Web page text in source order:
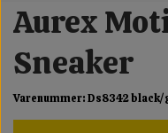
Aurex
Sneaker
Varenummer: Ds8342 black/